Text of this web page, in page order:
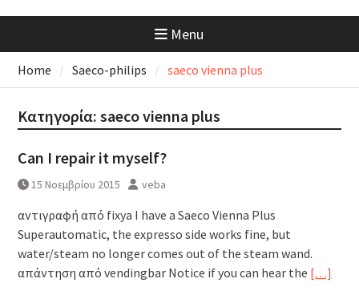
Menu
Home Saeco-philips saeco vienna plus
Κατηγορία: saeco vienna plus
Can I repair it myself?
15 Νοεμβρίου 2015 veba
αντιγραφή από fixya I have a Saeco Vienna Plus
Superautomatic, the expresso side works fine, but
water/steam no longer comes out of the steam wand.
απάντηση από vendingbar Notice if you can hear the […]